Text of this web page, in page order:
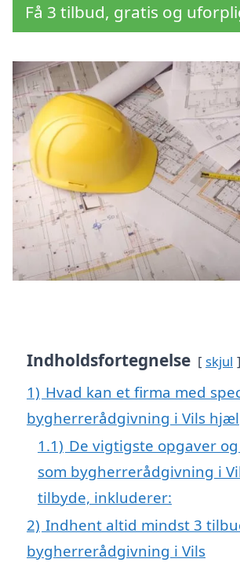
Få 3 tilbud, gratis og
Indholdsfortegnelse skjul
1) Hvad kan et firma med
bygherrerådgivning i Vils
1.1) De vigtigste opgaver og
som bygherrerådgivning i
tilbyde, inkluderer:
2) Indhent altid mindst 3
bygherrerådgivning i Vils